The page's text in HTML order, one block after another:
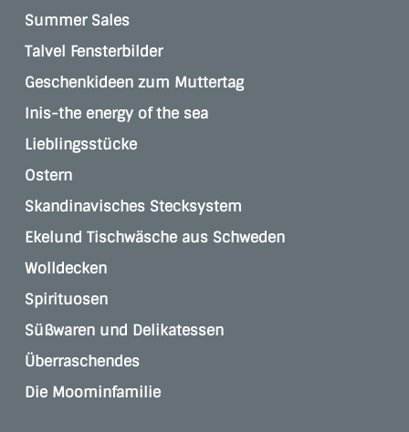
Summer Sales
Talvel Fensterbilder
Geschenkideen zum Muttertag
Inis-the energy of the sea
Lieblingsstücke
Ostern
Skandinavisches Stecksystem
Ekelund Tischwäsche aus Schweden
Wolldecken
Spirituosen
Süßwaren und Delikatessen
Überraschendes
Die Moominfamilie